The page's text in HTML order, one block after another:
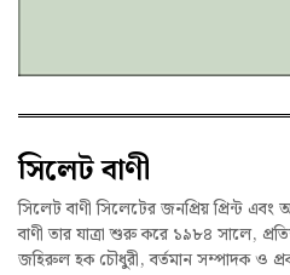
সিলেট বাণী
সিলেট বাণী সিলেটের জনপ্রিয় প্রিন্ট এবং
বাণী তার যাত্রা শুরু করে ১৯৮৪ সালে,
জহিরুল হক চৌধুরী, বর্তমান সম্পাদক ও